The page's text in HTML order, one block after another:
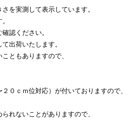
を実測して表示しています。
認ください。
出荷いたします。
ともありますので、
０ｃｍ位対応）が付いておりますので、
れないことがありますので、